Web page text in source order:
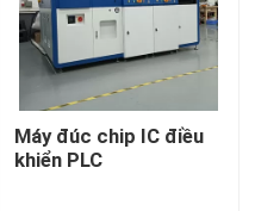
Máy đúc chip IC điều
khiển PLC